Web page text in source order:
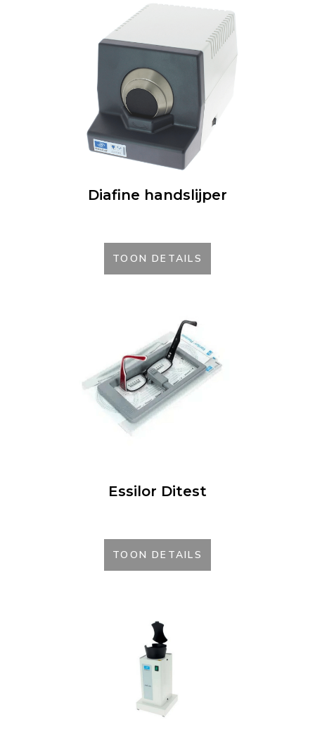
Diafine handslijper
TOON DETAILS
Essilor Ditest
TOON DETAILS